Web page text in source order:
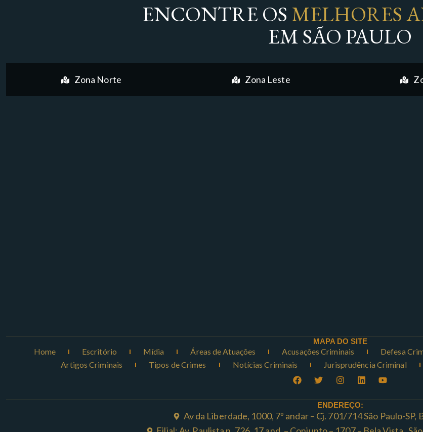
ENCONTRE OS MELHORES
EM SÃO PAULO
Zona Norte Zona Leste
MAPA DO SITE
Home Escritório Mídia Áreas de Atuações Acusações Criminais Defesa
Artigos Criminais
Tipos de Crimes Notícias Criminais Jurisprudência Criminal
ENDEREÇO:
Av da Liberdade, 1000, 7º andar – Cj. 701/714 São Paulo-SP,